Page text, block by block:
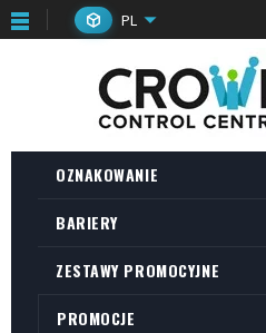
PL
OZNAKOWANIE
BARIERY
ZESTAWY PROMOCYJNE
PROMOCJE